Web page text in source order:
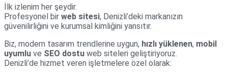
İlk izlenim her şeydir.
Profesyonel bir web sitesi, Denizli’deki markanızın
güvenilirliğini ve kurumsal kimliğini yansıtır.
Biz, modern tasarım trendlerine uygun, hızlı yüklenen, mobil
uyumlu ve SEO dostu web siteleri geliştiriyoruz.
Denizli’de hizmet veren işletmelere özel olarak: